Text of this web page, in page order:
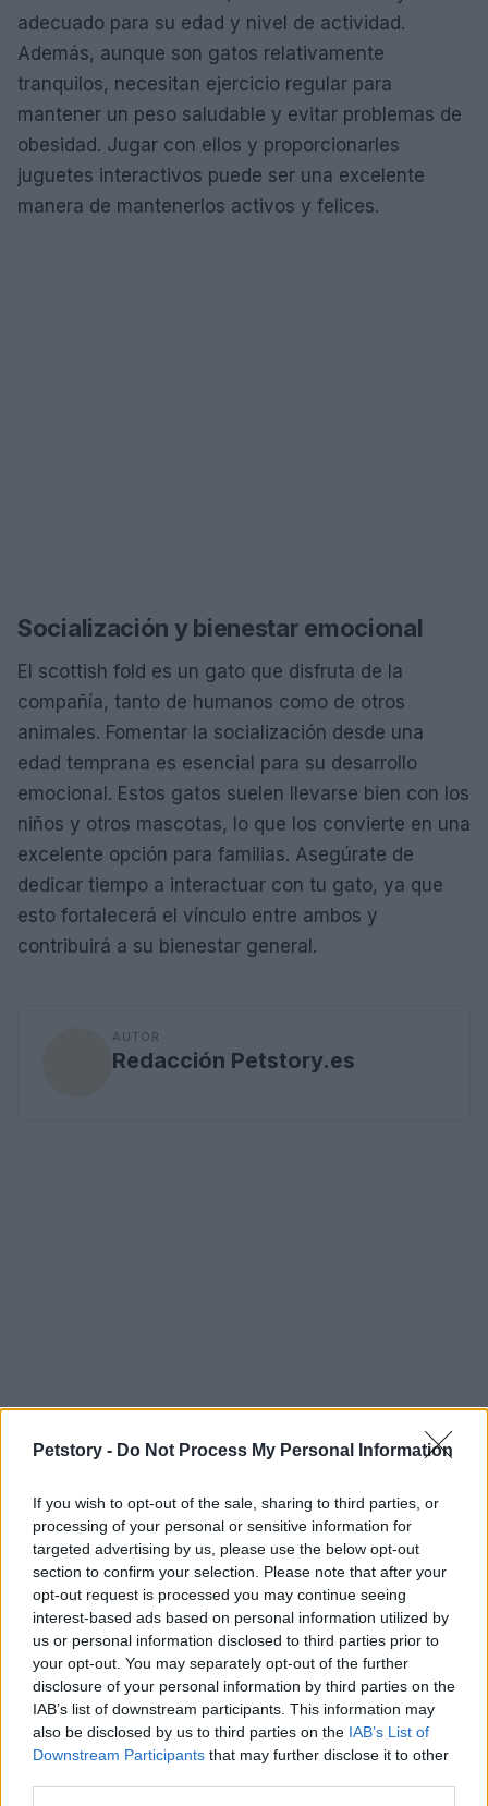
Petstory - Do Not Process My Personal Information
If you wish to opt-out of the sale, sharing to third parties, or
processing of your personal or sensitive information for
targeted advertising by us, please use the below opt-out
section to confirm your selection. Please note that after your
opt-out request is processed you may continue seeing
interest-based ads based on personal information utilized by
us or personal information disclosed to third parties prior to
your opt-out. You may separately opt-out of the further
disclosure of your personal information by third parties on the
IAB’s list of downstream participants. This information may
also be disclosed by us to third parties on the IAB’s List of
Downstream Participants that may further disclose it to other
adecuado para su edad y nivel de actividad.
Además, aunque son gatos relativamente
tranquilos, necesitan ejercicio regular para
mantener un peso saludable y evitar problemas de
obesidad. Jugar con ellos y proporcionarles
juguetes interactivos puede ser una excelente
manera de mantenerlos activos y felices.
Socialización y bienestar emocional
El scottish fold es un gato que disfruta de la
compañía, tanto de humanos como de otros
animales. Fomentar la socialización desde una
edad temprana es esencial para su desarrollo
emocional. Estos gatos suelen llevarse bien con los
niños y otros mascotas, lo que los convierte en una
excelente opción para familias. Asegúrate de
dedicar tiempo a interactuar con tu gato, ya que
esto fortalecerá el vínculo entre ambos y
contribuirá a su bienestar general.
AUTOR
Redacción Petstory.es
Sigue leyendo
OTROS ANIMALES